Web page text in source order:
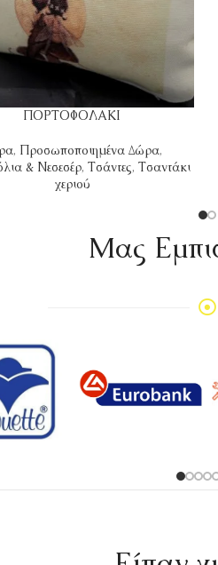
ΠΟΡΤΟΦΟΛΑΚΙ
, Προσωποποιημένα Δώρα,
& Νεσεσέρ, Τσάντες, Τσαντάκι
χεριού
Mας